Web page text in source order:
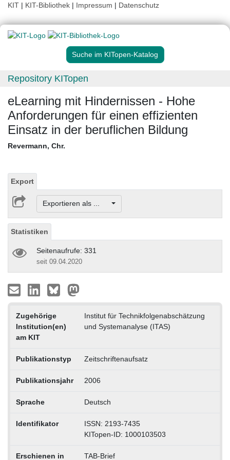
KIT | KIT-Bibliothek | Impressum | Datenschutz
Suche im KITopen-Katalog
Repository KITopen
eLearning mit Hindernissen - Hohe
Anforderungen für einen effizienten
Einsatz in der beruflichen Bildung
Revermann, Chr.
Export
Exportieren als ...
Statistiken
Seitenaufrufe: 331
seit 09.04.2020
Zugehörige
Institution(en)
am KIT
Institut für Technikfolgenabschätzung
und Systemanalyse (ITAS)
Publikationstyp Zeitschriftenaufsatz
Publikationsjahr 2006
Sprache Deutsch
Identifikator
ISSN: 2193-7435
KITopen-ID: 1000103503
Erschienen in TAB-Brief